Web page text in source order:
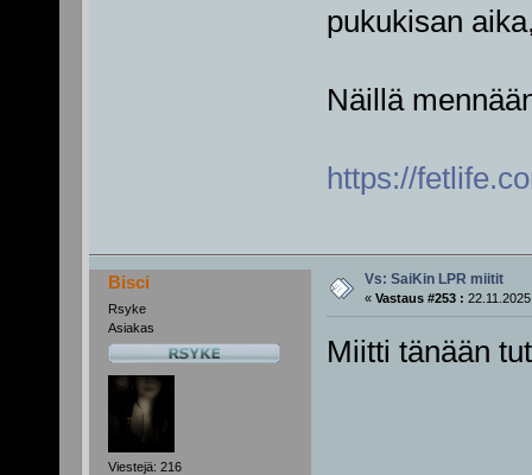
pukukisan
Näillä
https://
Bisci
Rsyke
Asiakas
Viestejä: 216
Vs: SaiKin LPR miitit
« Vastaus #253 :
Miitti tänään